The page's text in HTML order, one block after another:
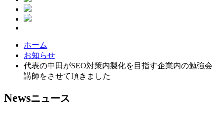
ホーム
お知らせ
代表の中田がSEO対策内製化を目指す企業内の勉強会
講師をさせて頂きました
Newsニュース